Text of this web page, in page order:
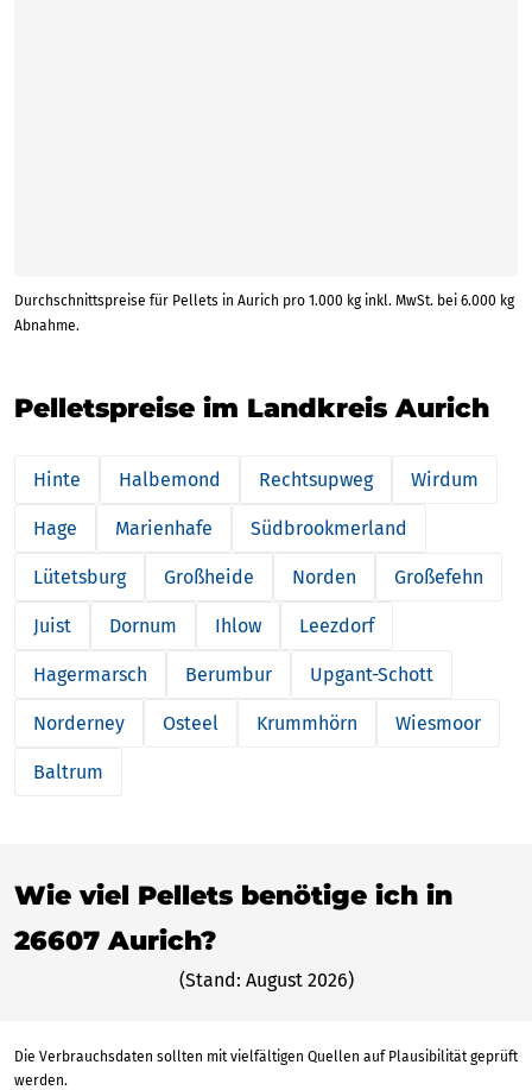
Durchschnittspreise für Pellets in Aurich pro 1.000 kg inkl. MwSt. bei 6.000 kg
Abnahme.
Pelletspreise im Landkreis Aurich
Hinte Halbemond Rechtsupweg Wirdum
Hage Marienhafe Südbrookmerland
Lütetsburg Großheide Norden Großefehn
Juist Dornum Ihlow Leezdorf
Hagermarsch Berumbur Upgant-Schott
Norderney Osteel Krummhörn Wiesmoor
Baltrum
Wie viel Pellets benötige ich in
26607 Aurich?
(Stand: August 2026)
Die Verbrauchsdaten sollten mit vielfältigen Quellen auf Plausibilität geprüft
werden.